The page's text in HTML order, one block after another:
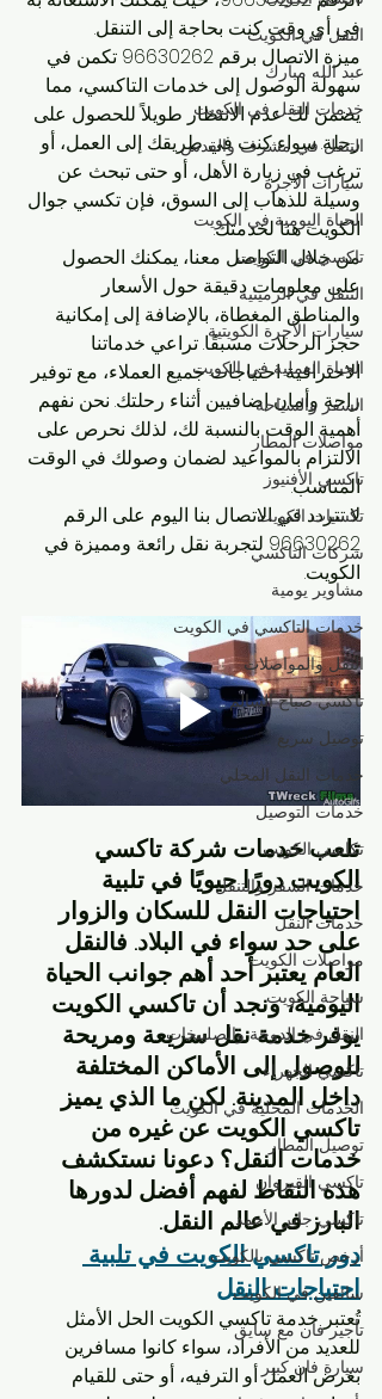
النقل في الكويت
عبد الله مبارك
خدمات النقل في الكويت
التنقل في مشرف والقدس
سيارات الأجرة
الحياة اليومية في الكويت
تاكسي في الكويت
التنقل في الرميثية
سيارات الأجرة الكويتية
الحياة العملية في الكويت
السفر والسياحة
مواصلات المطار
تاكسي الأفنيوز
تكسيات الكويت
شركات التاكسي
مشاوير يومية
خدمات التاكسي في الكويت
النقل والمواصلات
تاكسي صباح السالم
توصيل سريع
خدمات النقل المحلي
خدمات التوصيل
تكاسي الكويت
خدمات السفر والتنقل
خدمات النقل
مواصلات الكويت
سياحة الكويت
النقل في الدوحة والصليبخات
تاكسي الجهراء
الخدمات المحلية في الكويت
توصيل المطار
تاكسي القيروان
تاكسي جابر الأحمد
أرخص تاكسي بالكويت
سائقين في الكويت
تأجير فان مع سايق
سيارة فان كبير
في أي وقت كنت بحاجة إلى التنقل.
ميزة الاتصال برقم 96630262 تكمن في
سهولة الوصول إلى خدمات التاكسي، مما
يضمن لك عدم الانتظار طويلاً للحصول على
رحلة. سواء كنت في طريقك إلى العمل، أو
ترغب في زيارة الأهل، أو حتى تبحث عن
وسيلة للذهاب إلى السوق، فإن تكسي جوال
الكويت هنا لخدمتك.
من خلال التواصل معنا، يمكنك الحصول
على معلومات دقيقة حول الأسعار
والمناطق المغطاة، بالإضافة إلى إمكانية
حجز الرحلات مسبقًا. تراعي خدماتنا
الاحترافية احتياجات جميع العملاء، مع توفير
راحة وأمان إضافيين أثناء رحلتك. نحن نفهم
أهمية الوقت بالنسبة لك، لذلك نحرص على
الالتزام بالمواعيد لضمان وصولك في الوقت
المناسب.
لا تتردد في الاتصال بنا اليوم على الرقم
96630262 لتجربة نقل رائعة ومميزة في
الكويت.
تلعب خدمات شركة تاكسي
الكويت دورًا حيويًا في تلبية
احتياجات النقل للسكان والزوار
على حد سواء في البلاد. فالنقل
العام يعتبر أحد أهم جوانب الحياة
اليومية، ونجد أن تاكسي الكويت
يوفر خدمة نقل سريعة ومريحة
للوصول إلى الأماكن المختلفة
داخل المدينة. لكن ما الذي يميز
تاكسي الكويت عن غيره من
خدمات النقل؟ دعونا نستكشف
هذه النقاط لفهم أفضل لدورها
البارز في عالم النقل.
دور تاكسي الكويت في تلبية
احتياجات النقل
تُعتبر خدمة تاكسي الكويت الحل الأمثل
للعديد من الأفراد، سواء كانوا مسافرين
بغرض العمل أو الترفيه، أو حتى للقيام